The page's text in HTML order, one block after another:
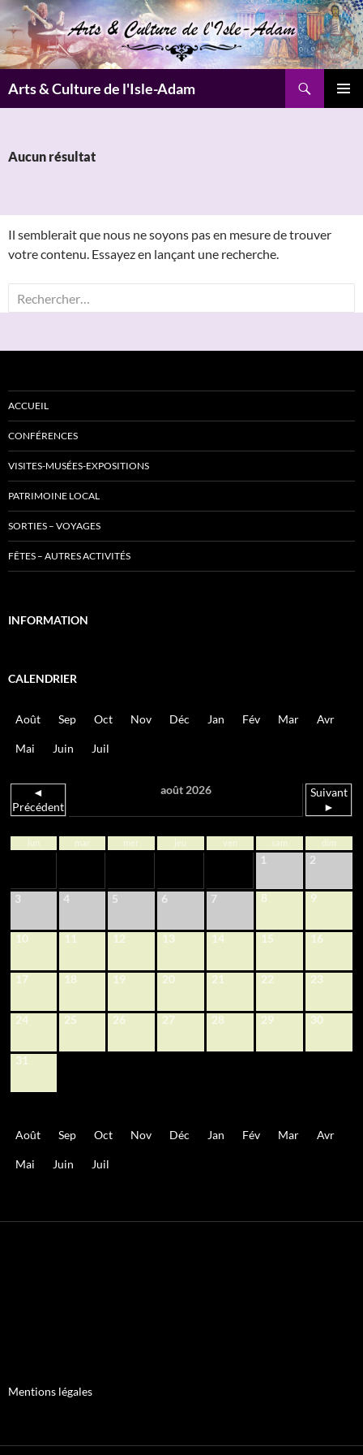
Aller
au
contenu
Arts & Culture de l'Isle-Adam
Aucun résultat
Il semblerait que nous ne soyons pas en mesure de trouver
votre contenu. Essayez en lançant une recherche.
Rechercher :
ACCUEIL
CONFÉRENCES
VISITES-MUSÉES-EXPOSITIONS
PATRIMOINE LOCAL
SORTIES – VOYAGES
FÊTES – AUTRES ACTIVITÉS
INFORMATION
CALENDRIER
Août Sep Oct Nov Déc Jan Fév Mar Avr
Mai Juin Juil
◄
Précédent
août 2026
Suivant
►
lun mar mer jeu ven sam dim
1 2
3 4 5 6 7 8 9
10 11 12 13 14 15 16
17 18 19 20 21 22 23
24 25 26 27 28 29 30
31
Août Sep Oct Nov Déc Jan Fév Mar Avr
Mai Juin Juil
Mentions légales